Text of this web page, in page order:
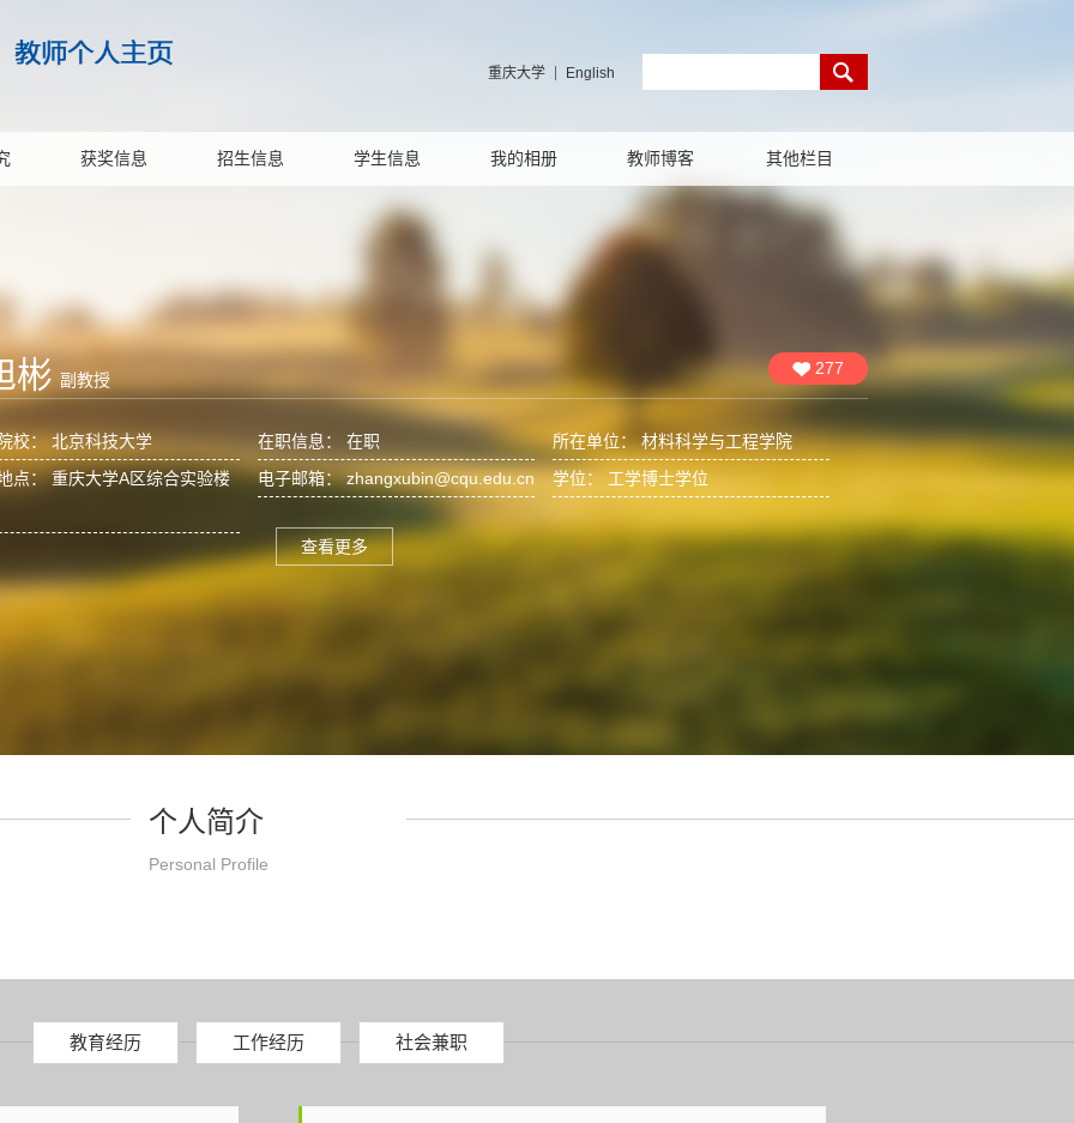
重庆大学 English
获奖信息 招生信息 学生信息 我的相册 教师博客 其他栏目
彬 副教授
277
校： 北京科技大学 在职信息： 在职
所在单位： 材料科学与工程学院
点： 重庆大学A区综合实验楼
电子邮箱：zhangxubin@cqu.edu.cn 学位： 工学博士学位
查看更多
个人简介
Personal Profile
教育经历 工作经历 社会兼职